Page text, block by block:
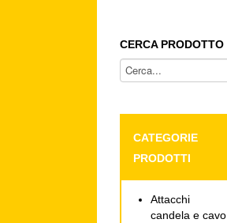
CERCA PRODOTTO
CATEGORIE
PRODOTTI
Attacchi
candela e cavo